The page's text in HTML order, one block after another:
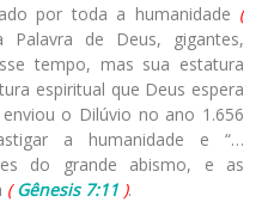
por toda a humanidade (
de Deus, gigantes,
tempo, mas sua estatura
espiritual que Deus espera
o Dilúvio no ano 1.656
a humanidade e “…
do grande abismo, e as
(Gênesis 7:11 ).